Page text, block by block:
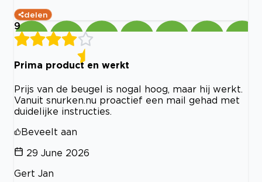
delen
9
Prima product en werkt
Prijs van de beugel is nogal hoog, maar hij werkt.
Vanuit snurken.nu proactief een mail gehad met
duidelijke instructies.
Beveelt aan
29 June 2026
Gert Jan